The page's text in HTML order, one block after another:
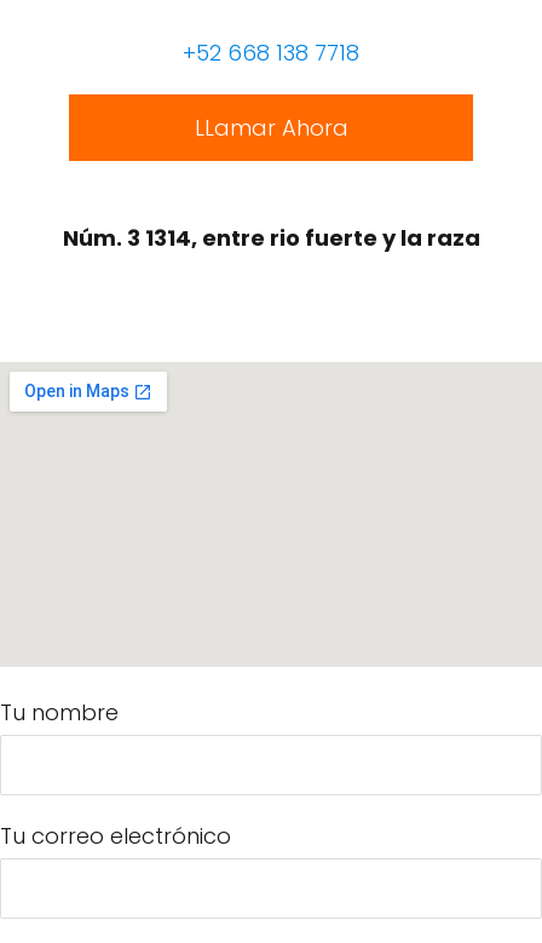
+52 668 138 7718
LLamar Ahora
Núm. 3 1314, entre rio fuerte y la raza
Tu nombre
Tu correo electrónico